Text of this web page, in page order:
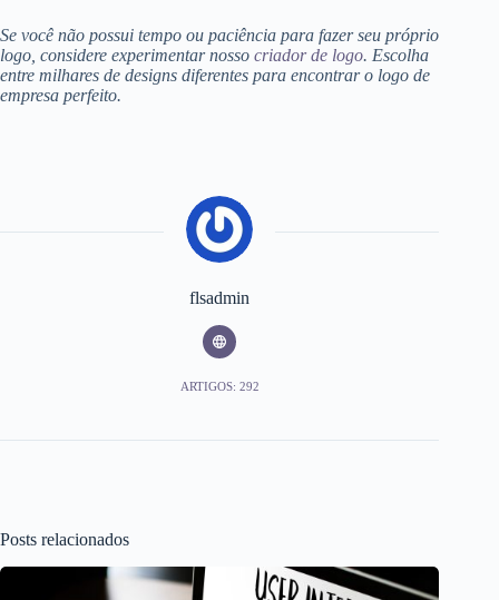
Se você não possui tempo ou paciência para fazer seu próprio
logo, considere experimentar nosso criador de logo. Escolha
entre milhares de designs diferentes para encontrar o logo de
empresa perfeito.
flsadmin
ARTIGOS: 292
Posts relacionados